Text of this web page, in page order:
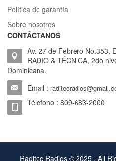
Política de garantía
Sobre nosotros
CONTÁCTANOS
Av. 27 de Febrero No.353,
RADIO & TÉCNICA, 2do
Dominicana.
Email :
Télefono : 809-683-2000
Raditec Radios © 2025 . All